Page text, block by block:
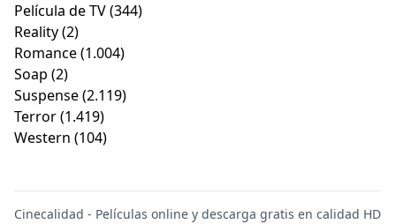
Película de TV(344)
Reality(2)
Romance(1.004)
Soap (2)
Suspense(2.119)
Terror(1.419)
Western (104)
Cinecalidad - Películas online y descarga gratis en calidad HD